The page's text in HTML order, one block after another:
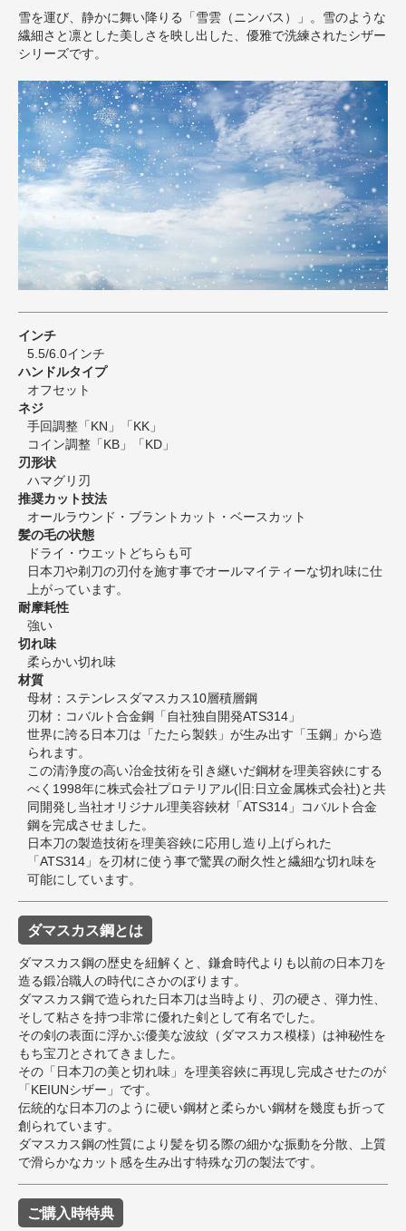
雪を運び、静かに舞い降りる「雪雲（ニンバス）」。雪のような
繊細さと凛とした美しさを映し出した、優雅で洗練されたシザー
シリーズです。
インチ
5.5/6.0インチ
ハンドルタイプ
オフセット
ネジ
手回調整「KN」「KK」
コイン調整「KB」「KD」
刃形状
ハマグリ刃
推奨カット技法
オールラウンド・ブラントカット・ベースカット
髪の毛の状態
ドライ・ウエットどちらも可
日本刀や剃刀の刃付を施す事でオールマイティーな切れ味に仕
上がっています。
耐摩耗性
強い
切れ味
柔らかい切れ味
材質
母材：ステンレスダマスカス10層積層鋼
刃材：コバルト合金鋼「自社独自開発ATS314」
世界に誇る日本刀は「たたら製鉄」が生み出す「玉鋼」から造
られます。
この清浄度の高い冶金技術を引き継いだ鋼材を理美容鋏にする
べく1998年に株式会社プロテリアル(旧:日立金属株式会社)と共
同開発し当社オリジナル理美容鋏材「ATS314」コバルト合金
鋼を完成させました。
日本刀の製造技術を理美容鋏に応用し造り上げられた
「ATS314」を刃材に使う事で驚異の耐久性と繊細な切れ味を
可能にしています。
ダマスカス鋼とは
ダマスカス鋼の歴史を紐解くと、鎌倉時代よりも以前の日本刀を
造る鍛冶職人の時代にさかのぼります。
ダマスカス鋼で造られた日本刀は当時より、刃の硬さ、弾力性、
そして粘さを持つ非常に優れた剣として有名でした。
その剣の表面に浮かぶ優美な波紋（ダマスカス模様）は神秘性を
もち宝刀とされてきました。
その「日本刀の美と切れ味」を理美容鋏に再現し完成させたのが
「KEIUNシザー」です。
伝統的な日本刀のように硬い鋼材と柔らかい鋼材を幾度も折って
創られています。
ダマスカス鋼の性質により髪を切る際の細かな振動を分散、上質
で滑らかなカット感を生み出す特殊な刃の製法です。
ご購入時特典